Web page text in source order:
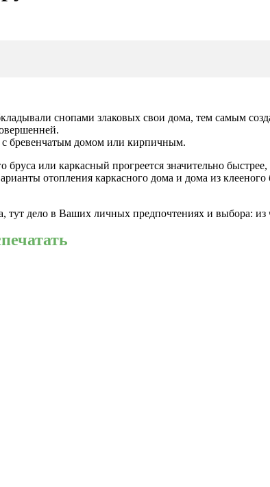
снопами злаковых свои дома, тем самым
с бревенчатым домом или кирпичным.
или каркасный прогреется значительно быстрее,
отопления каркасного дома и дома из
дело в Ваших личных предпочтениях и выбора: из